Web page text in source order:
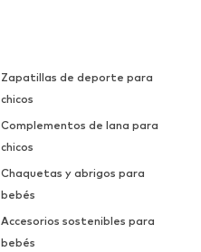
Zapatillas de deporte para
chicos
Complementos de lana para
chicos
Chaquetas y abrigos para
bebés
Accesorios sostenibles para
bebés